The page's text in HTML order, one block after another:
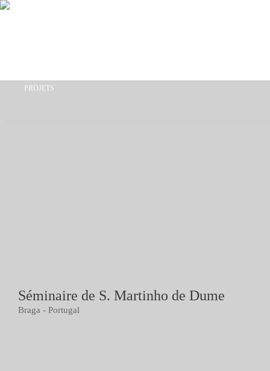
Aller au contenu principal
PROJETS
Séminaire de S. Martinho de Dume
Braga - Portugal